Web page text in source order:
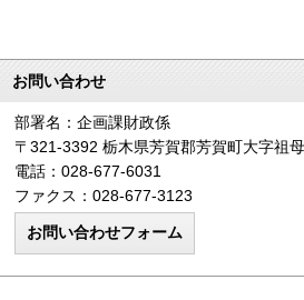
お問い合わせ
部署名：企画課財政係
〒321-3392 栃木県芳賀郡芳賀町大字祖
電話：028-677-6031
ファクス：028-677-3123